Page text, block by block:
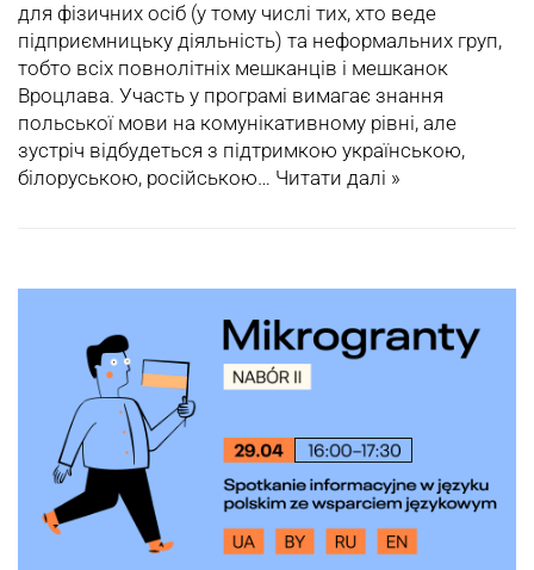
для фізичних осіб (у тому числі тих, хто веде
підприємницьку діяльність) та неформальних груп,
тобто всіх повнолітніх мешканців і мешканок
Вроцлава. Участь у програмі вимагає знання
польської мови на комунікативному рівні, але
зустріч відбудеться з підтримкою українською,
білоруською, російською… Читати далі »